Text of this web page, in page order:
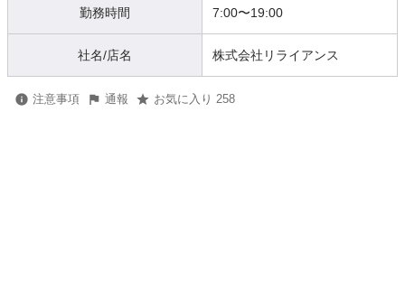
勤務時間 7:00〜19:00
社名/店名 株式会社リライアンス
注意事項 通報 お気に入り 258